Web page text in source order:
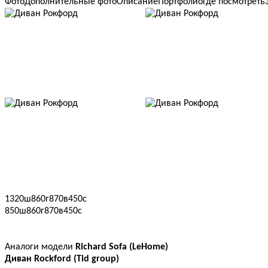
1320ш860г870в450с
850ш860г870в450с
Аналоги модели Richard Sofa (LeHome)
Диван Rockford (Тid group)